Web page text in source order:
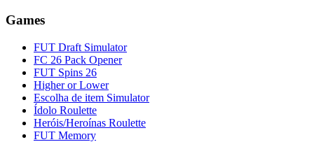
Games
FUT Draft Simulator
FC 26 Pack Opener
FUT Spins 26
Higher or Lower
Escolha de item Simulator
Ídolo Roulette
Heróis/Heroínas Roulette
FUT Memory